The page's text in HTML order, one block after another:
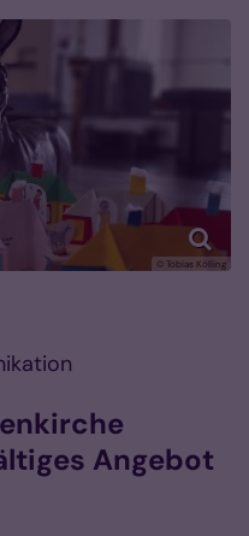
© Tobias Kölling
Angebot